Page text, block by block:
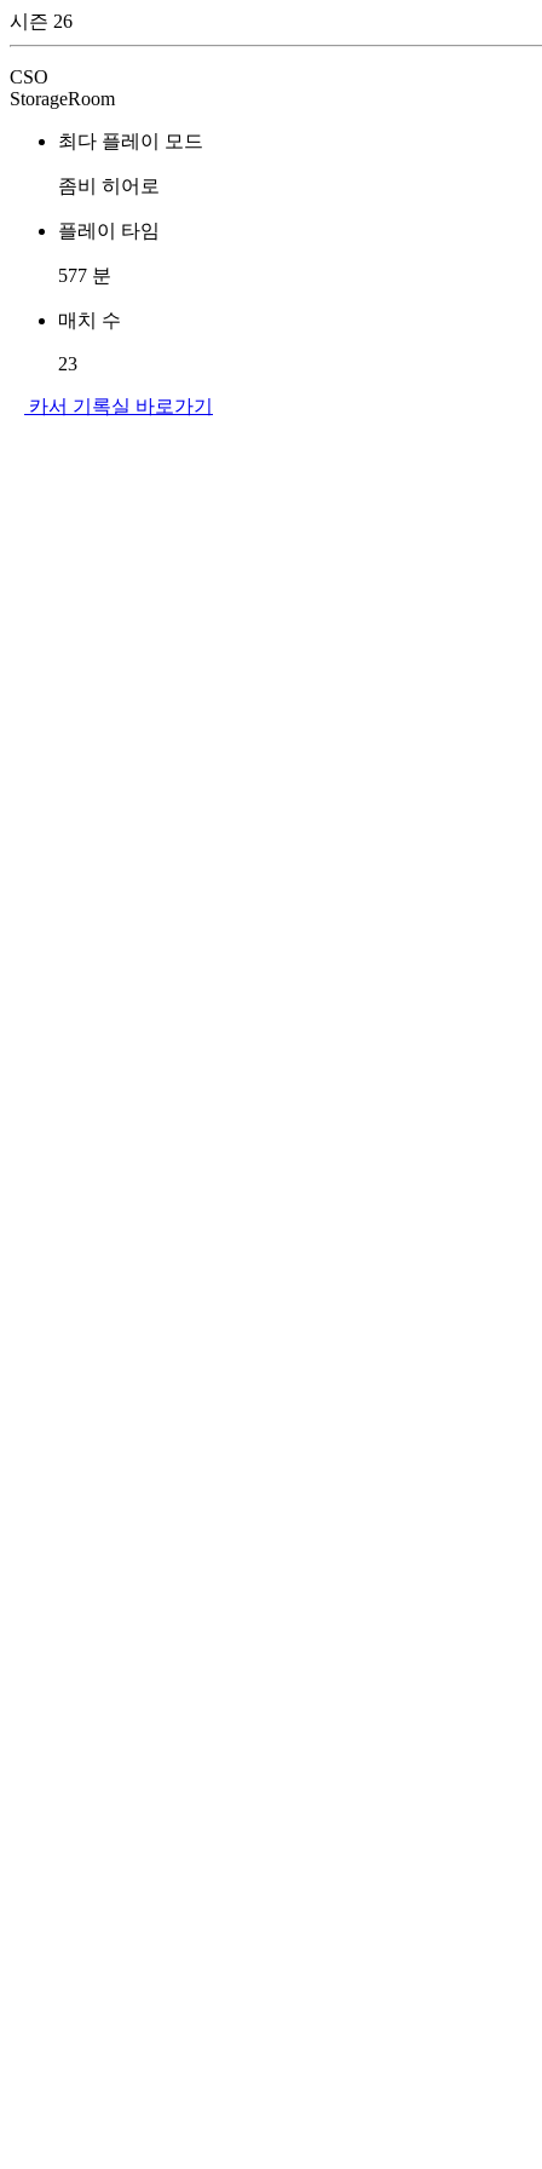
시즌 26
CSO
StorageRoom
최다 플레이 모드
좀비 히어로
플레이 타임
577 분
매치 수
23
카서 기록실 바로가기